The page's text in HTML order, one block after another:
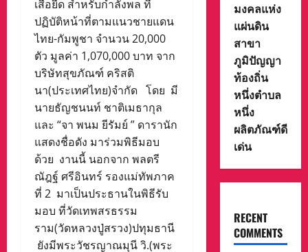
เสื้อยืด สำหรับกำลังพล ที่
ปฏิบัติหน้าที่ตามแนวชายแดน
ไทย-กัมพูชา จำนวน 20,000
ตัว มูลค่า 1,070,000 บาท จาก
บริษัทสุขภัณฑ์ คริสติ
นา(ประเทศไทย)จำกัด โดย มี
นายธัญชนนท์ ชาติเมธากุล
และ “จา พนม ยีรัมย์ ” ดารานัก
แสดงชื่อดัง มาร่วมพิธีมอบ
ด้วย งานนี้ นอกจาก พลตรี
ณัฎฐ์ ศรีอินทร์ รองแม่ทัพภาค
ที่ 2 มาเป็นประธานในพิธีรับ
มอบ ที่วัดเทพสรธรรม
ราม(วัดหลวงปู่สรวง)ปทุมธานี
ยังมีพระวัชรญาณมุนี วิ.(พระ
มงคลแห่ง
แผ่นดิน
สาขา
ภูมิปัญญา
ท้องถิ่น
หนึ่งตำบล
หนึ่ง
ผลิตภัณฑ์ดี
เด่น
RECENT
COMMENTS